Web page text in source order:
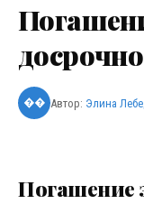
досрочно
�� Автор: Элина
Погашение